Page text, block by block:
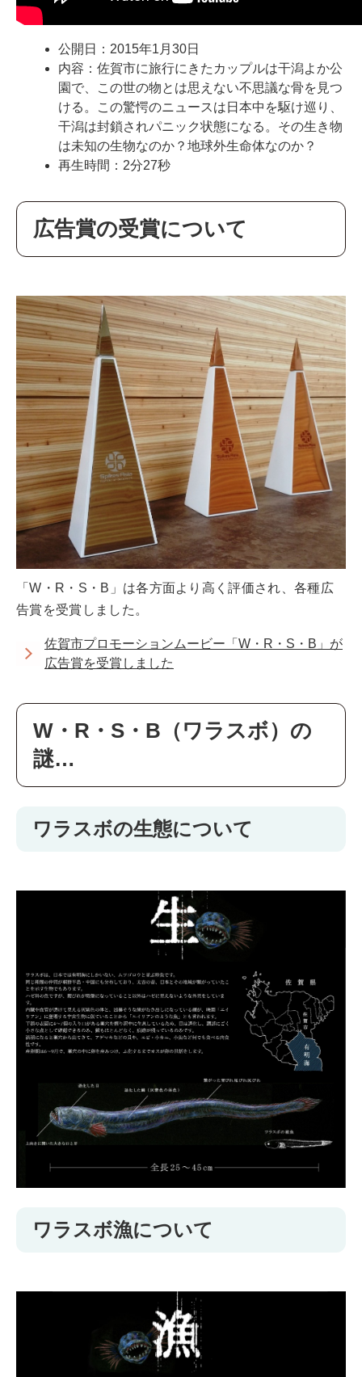
公開日：2015年1月30日
内容：佐賀市に旅行にきたカップルは干潟よか公
園で、この世の物とは思えない不思議な骨を見つ
ける。この驚愕のニュースは日本中を駆け巡り、
干潟は封鎖されパニック状態になる。その生き物
は未知の生物なのか？地球外生命体なのか？
再生時間：2分27秒
広告賞の受賞について
「W・R・S・B」は各方面より高く評価され、各種広
告賞を受賞しました。
佐賀市プロモーションムービー「W・R・S・B」が
広告賞を受賞しました
W・R・S・B（ワラスボ）の
謎…
ワラスボの生態について
ワラスボ漁について